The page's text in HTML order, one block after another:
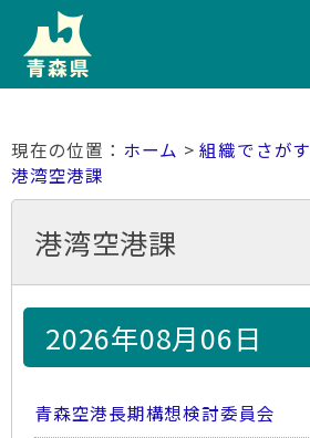
ホーム >組織でさがす
港湾空港課
港湾空港課
2026年08月06日
青森空港長期構想検討委員会